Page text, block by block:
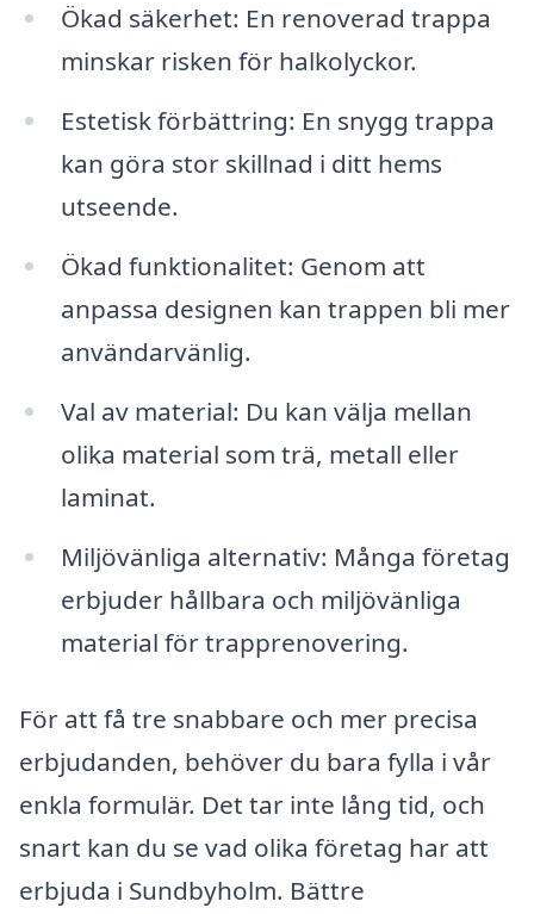
Ökad säkerhet: En renoverad trappa
minskar risken för halkolyckor.
Estetisk förbättring: En snygg trappa
kan göra stor skillnad i ditt hems
utseende.
Ökad funktionalitet: Genom att
anpassa designen kan trappen bli mer
användarvänlig.
Val av material: Du kan välja mellan
olika material som trä, metall eller
laminat.
Miljövänliga alternativ: Många företag
erbjuder hållbara och miljövänliga
material för trapprenovering.
För att få tre snabbare och mer precisa
erbjudanden, behöver du bara fylla i vår
enkla formulär. Det tar inte lång tid, och
snart kan du se vad olika företag har att
erbjuda i Sundbyholm. Bättre